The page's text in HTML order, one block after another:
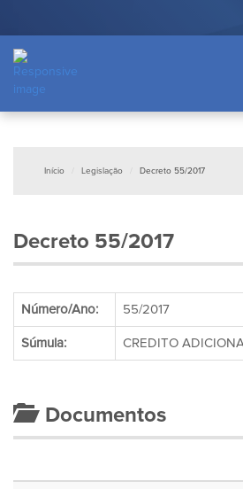
Início Legislação Decreto 55/2017
Decreto 55/2017
Número/Ano: 55/2017
Súmula: CREDITO
Documentos